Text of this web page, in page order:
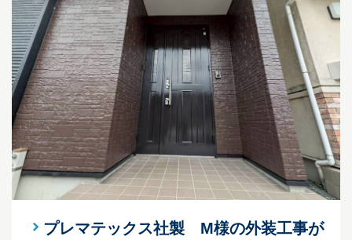
プレマテックス社製 M様の外装工事が